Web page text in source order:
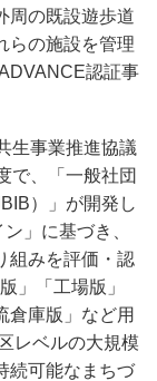
周の既設遊歩道
らの施設を管理
認証事
生事業推進協議
で、「一般社団
）」が開発し
」に基づき、
組みを評価・認
」「工場版」
倉庫版」など用
レベルの大規模
続可能なまちづ